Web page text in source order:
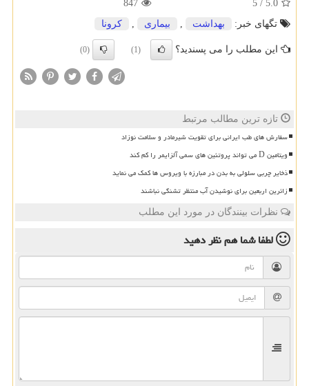
5.0
/
5
847
تگهای خبر:
بهداشت بیماری كرونا
این مطلب را می پسندید؟ (1)
(0)
تازه ترین مطالب مرتبط
سفارش های طب ایرانی برای تقویت شیرمادر و سلامت نوزاد
ویتامین D می تواند پروتئین های سمی آلزایمر را کم کند
ذخایر چربی سلولی به بدن در مبارزه با ویروس ها کمک می نماید
زائرین اربعین برای نوشیدن آب منتظر تشنگی نباشند
نظرات بینندگان در مورد این مطلب
لطفا شما همنظر دهید